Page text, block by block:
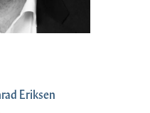
Eriksen